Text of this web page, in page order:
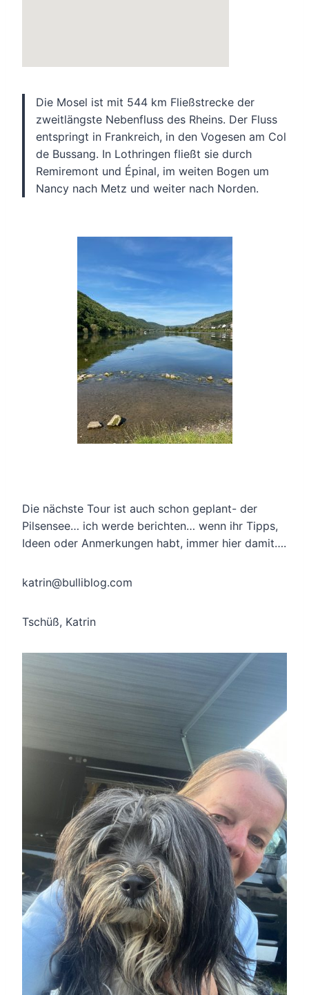
Die Mosel ist mit 544 km Fließstrecke der
zweitlängste Nebenfluss des Rheins. Der Fluss
entspringt in Frankreich, in den Vogesen am Col
de Bussang. In Lothringen fließt sie durch
Remiremont und Épinal, im weiten Bogen um
Nancy nach Metz und weiter nach Norden.
Die nächste Tour ist auch schon geplant- der
Pilsensee… ich werde berichten… wenn ihr Tipps,
Ideen oder Anmerkungen habt, immer hier damit….
katrin@bulliblog.com
Tschüß, Katrin